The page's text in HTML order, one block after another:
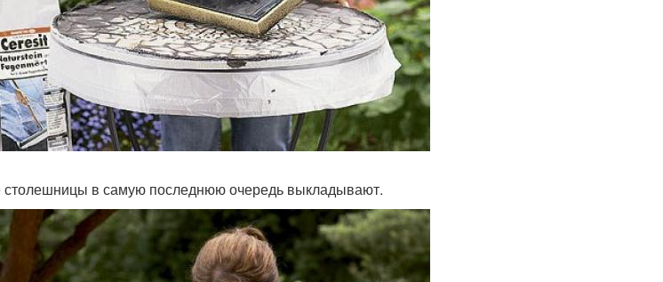
столешницы в самую последнюю очередь выкладывают.